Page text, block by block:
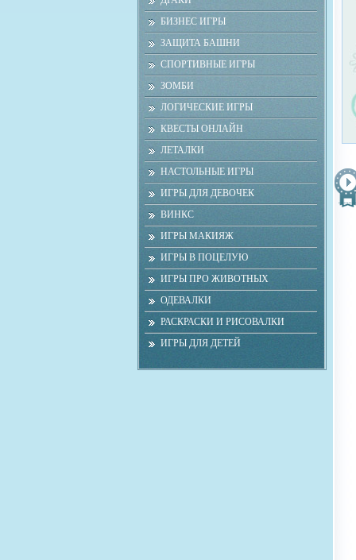
БИЗНЕС ИГРЫ
ЗАЩИТА БАШНИ
СПОРТИВНЫЕ ИГРЫ
ЗОМБИ
ЛОГИЧЕСКИЕ ИГРЫ
КВЕСТЫ ОНЛАЙН
ЛЕТАЛКИ
НАСТОЛЬНЫЕ ИГРЫ
ИГРЫ ДЛЯ ДЕВОЧЕК
ВИНКС
ИГРЫ МАКИЯЖ
ИГРЫ В ПОЦЕЛУЮ
ИГРЫ ПРО ЖИВОТНЫХ
ОДЕВАЛКИ
РАСКРАСКИ И РИСОВАЛКИ
ИГРЫ ДЛЯ ДЕТЕЙ